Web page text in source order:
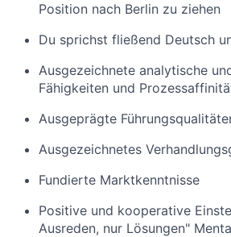
Position nach Berlin zu ziehen
Du sprichst fließend Deutsch
Ausgezeichnete analytische
Fähigkeiten und
Ausgeprägte
Ausgezeichnetes
Fundierte Marktkenntnisse
Positive und kooperative
Ausreden, nur Lösungen"